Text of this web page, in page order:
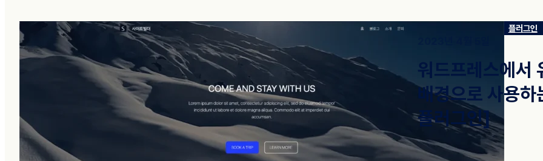
플러그인
워드프레스에서
배경으로 사용
플러그인]